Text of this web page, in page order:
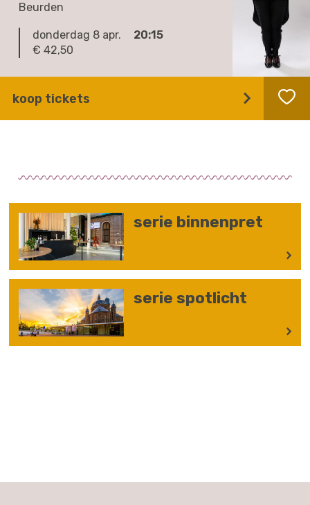
Beurden
donderdag 8 apr.
20:15
€ 42,50
koop tickets
serie binnenpret
serie spotlicht